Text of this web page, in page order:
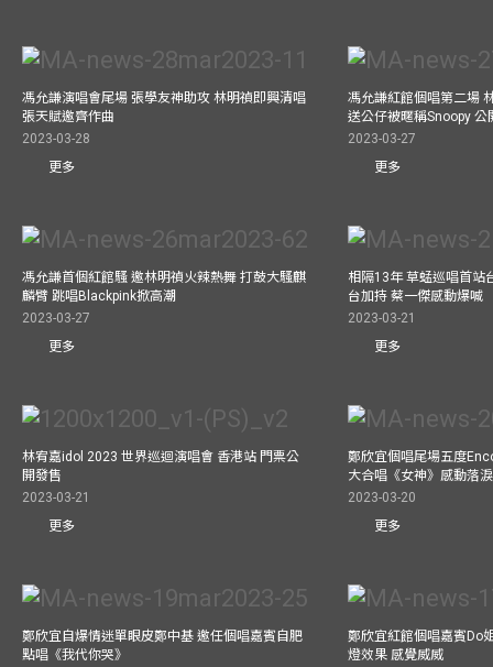
馮允謙演唱會尾場 張學友神助攻 林明禎即興清唱
張天賦邀齊作曲
2023-03-28
更多
馮允謙紅館個唱第二場
送公仔被暱稱Snoopy 公
2023-03-27
更多
馮允謙首個紅館騷 邀林明禎火辣熱舞 打鼓大騷麒
麟臂 跳唱Blackpink掀高潮
2023-03-27
更多
相隔13年 草蜢巡唱首站
台加持 蔡一傑感動爆喊
2023-03-21
更多
林宥嘉idol 2023 世界巡迴演唱會 香港站 門票公
開發售
2023-03-21
更多
鄭欣宜個唱尾場五度
大合唱《女神》感動落淚
2023-03-20
更多
鄭欣宜自爆情迷單眼皮鄭中基 邀任個唱嘉賓自肥
點唱《我代你哭》
鄭欣宜紅館個唱嘉賓Do
燈效果 感覺威威